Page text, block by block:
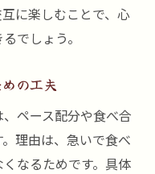
に楽しむことで、心
でしょう。
の工夫
ペース配分や食べ合
理由は、急いで食べ
なるためです。具体